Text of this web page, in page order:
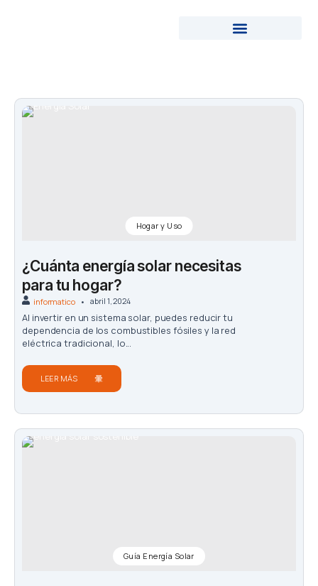
Hogar y Uso
¿Cuánta energía solar necesitas
para tu hogar?
informatico abril 1, 2024
Al invertir en un sistema solar, puedes reducir tu
dependencia de los combustibles fósiles y la red
eléctrica tradicional, lo...
LEER MÁS
Guía Energía Solar